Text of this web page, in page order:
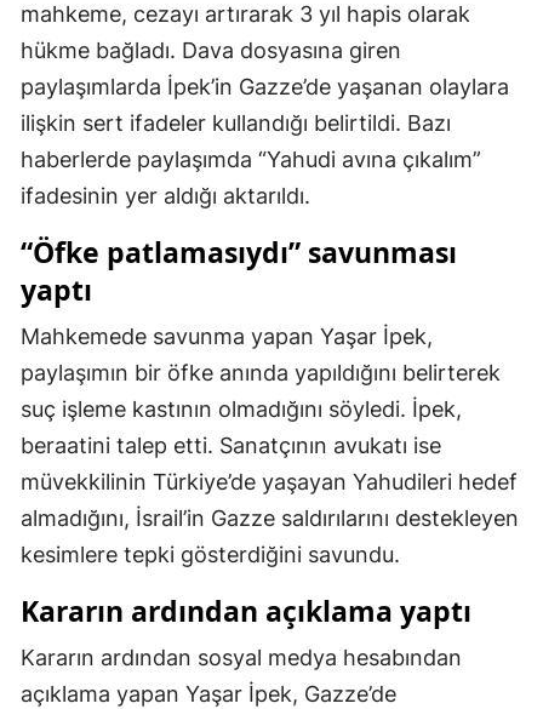
Kırklareli
Kırşehir
Kocaeli
Konya
Manisa
Kahramanmaraş
Mardin
Muğla
Muş
Niğde
Ordu
mahkeme, cezayı artırarak 3 yıl hapis olarak
hükme bağladı. Dava dosyasına giren
paylaşımlarda İpek’in Gazze’de yaşanan olaylara
ilişkin sert ifadeler kullandığı belirtildi. Bazı
haberlerde paylaşımda “Yahudi avına çıkalım”
ifadesinin yer aldığı aktarıldı.
“Öfke patlamasıydı” savunması
yaptı
Mahkemede savunma yapan Yaşar İpek,
paylaşımın bir öfke anında yapıldığını belirterek
suç işleme kastının olmadığını söyledi. İpek,
beraatini talep etti. Sanatçının avukatı ise
müvekkilinin Türkiye’de yaşayan Yahudileri hedef
almadığını, İsrail’in Gazze saldırılarını destekleyen
kesimlere tepki gösterdiğini savundu.
Kararın ardından açıklama yaptı
Kararın ardından sosyal medya hesabından
açıklama yapan Yaşar İpek, Gazze’de